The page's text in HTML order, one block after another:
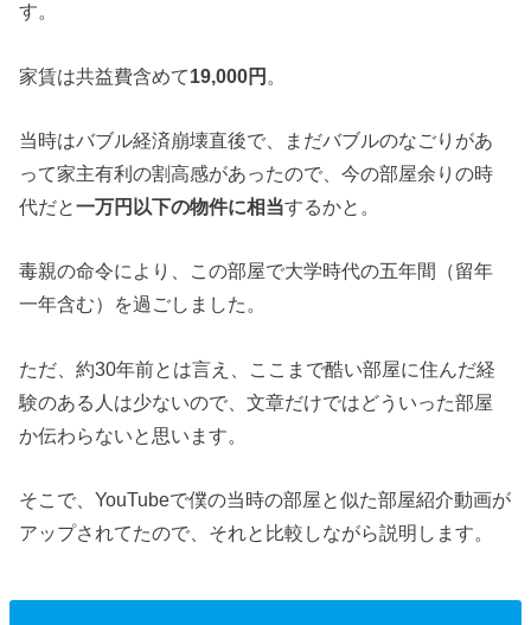
す。
家賃は共益費含めて19,000円 。
当時はバブル経済崩壊直後で、まだバブルのなごりがあ
って家主有利の割高感があったので、今の部屋余りの時
代だと一万円以下の物件に相当するかと。
毒親の命令により、この部屋で大学時代の五年間（留年
一年含む）を過ごしました。
ただ、約30年前とは言え、ここまで酷い部屋に住んだ経
験のある人は少ないので、文章だけではどういった部屋
か伝わらないと思います。
そこで、YouTubeで僕の当時の部屋と似た部屋紹介動画が
アップされてたので、それと比較しながら説明します。